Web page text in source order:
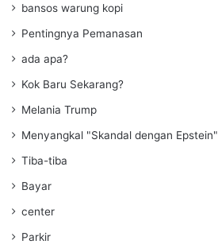
bansos warung kopi
Pentingnya Pemanasan
ada apa?
Kok Baru Sekarang?
Melania Trump
Menyangkal "Skandal dengan Epstein"
Tiba-tiba
Bayar
center
Parkir